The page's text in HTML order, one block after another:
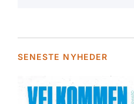
SENESTE NYHEDER